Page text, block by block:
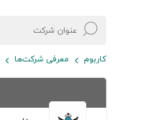
کاربوم معرفی شرکت‌ها